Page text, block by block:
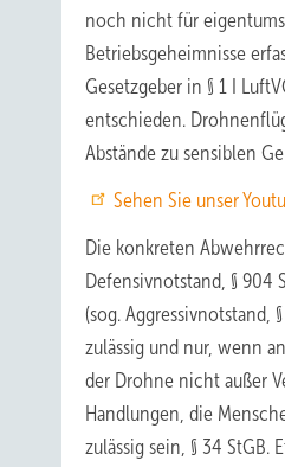
noch nicht für
Betriebsgeheimnisse
Gesetzgeber in § 1 I
entschieden.
Abstände zu sensiblen
Sehen Sie unser
Die konkreten
Defensivnotstand, § 904
(sog. Aggressivnotstand,
zulässig und nur, wenn
der Drohne nicht außer
Handlungen, die
zulässig sein, § 34